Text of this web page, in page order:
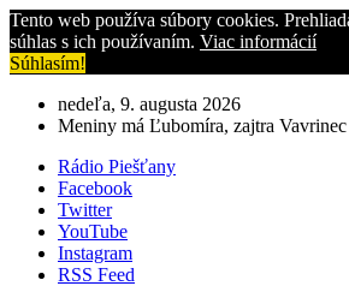
Tento web používa súbory cookies.
súhlas s ich používaním. Viac informácií
Súhlasím!
nedeľa, 9. augusta 2026
Meniny má Ľubomíra, zajtra Vavrinec
Rádio Piešťany
Facebook
Twitter
YouTube
Instagram
RSS Feed